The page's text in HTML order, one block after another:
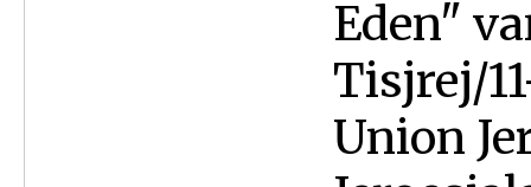
Eden"
Tisjrej/
Union